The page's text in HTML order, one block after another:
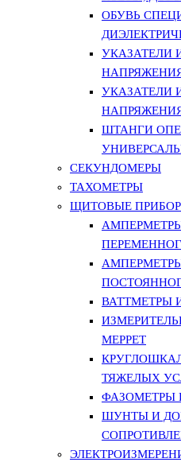
ОБУВЬ
УКАЗАТЕЛИ
УКАЗАТЕЛИ
ШТАНГИ
СЕКУНДОМЕРЫ
ТАХОМЕТРЫ
ЩИТОВЫЕ
ВАТТМЕТРЫ
МЕРРЕТ
ТЯЖЕЛЫХ
ФАЗОМЕТРЫ
ШУНТЫ И